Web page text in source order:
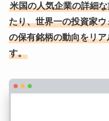
米国の人気企業の詳細
たり、世界一の投資家
の保有銘柄の動向をリ
す。